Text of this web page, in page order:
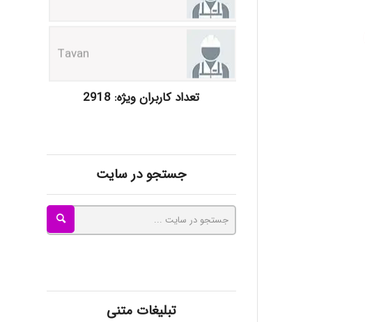
akhtar shahsavandi
kimiya zirakpoor
ayda habibnejad
Nazaninkarkon
Omid
تعداد کاربران ویژه: 2918
جستجو در سایت
تبلیغات متنی